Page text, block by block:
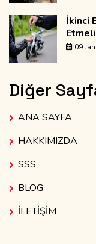
İkinci
09
Diğer
ANA SAYFA
HAKKIMIZDA
SSS
BLOG
İLETİŞİM